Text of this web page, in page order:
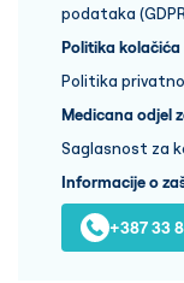
podataka
Politika kolačića
Politika
Medicana odjel
Saglasnost za
Informacije o
+387 33